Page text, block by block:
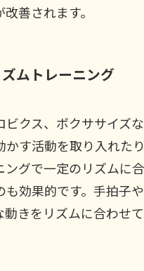
善されます。
ムトレーニング
ビクス、ボクササイズ
かす活動を取り入れた
ングで一定のリズムに
も効果的です。手拍子
動きをリズムに合わせ